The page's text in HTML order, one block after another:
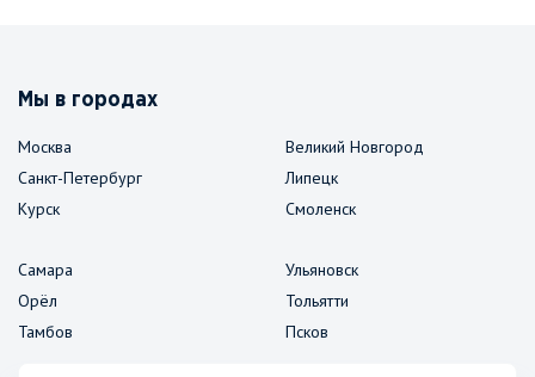
Мы в городах
Москва
Санкт-Петербург
Курск
Великий Новгород
Липецк
Смоленск
Самара
Орёл
Тамбов
Ульяновск
Тольятти
Псков